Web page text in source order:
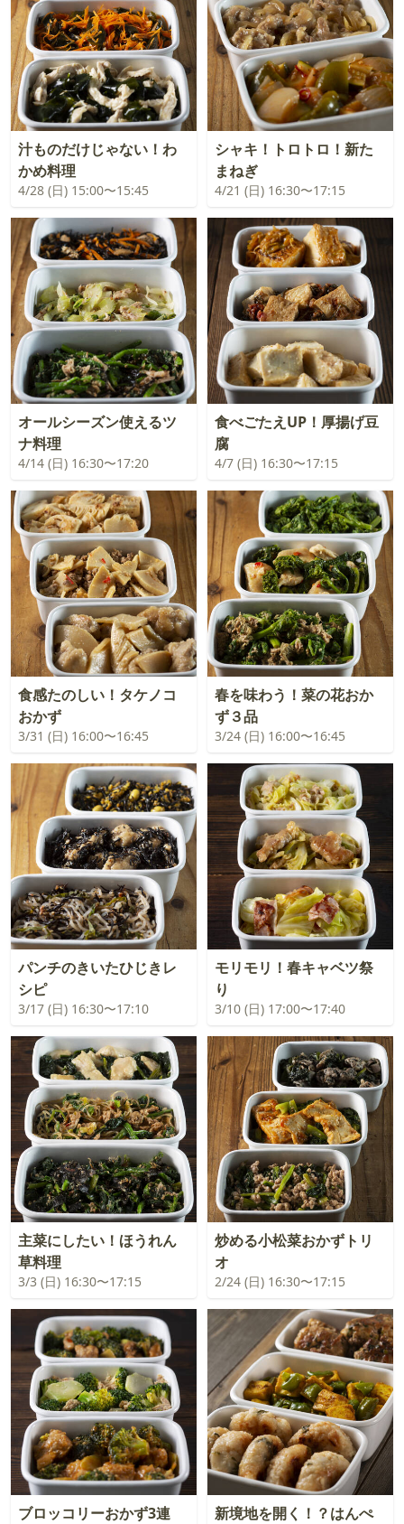
汁ものだけじゃない！わ
かめ料理
4/28 (日) 15:00〜15:45
シャキ！トロトロ！新た
まねぎ
4/21 (日) 16:30〜17:15
オールシーズン使えるツ
ナ料理
4/14 (日) 16:30〜17:20
食べごたえUP！厚揚げ豆
腐
4/7 (日) 16:30〜17:15
食感たのしい！タケノコ
おかず
3/31 (日) 16:00〜16:45
春を味わう！菜の花おか
ず３品
3/24 (日) 16:00〜16:45
パンチのきいたひじきレ
シピ
3/17 (日) 16:30〜17:10
モリモリ！春キャベツ祭
り
3/10 (日) 17:00〜17:40
主菜にしたい！ほうれん
草料理
3/3 (日) 16:30〜17:15
炒める小松菜おかずトリ
オ
2/24 (日) 16:30〜17:15
ブロッコリーおかず3連
新境地を開く！？はんぺ